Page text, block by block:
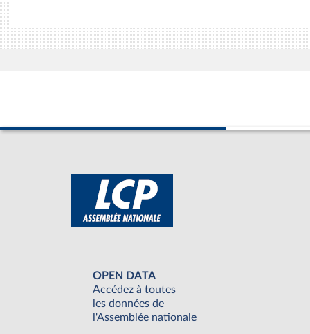
OPEN DATA
Accédez à toutes
les données de
l'Assemblée nationale